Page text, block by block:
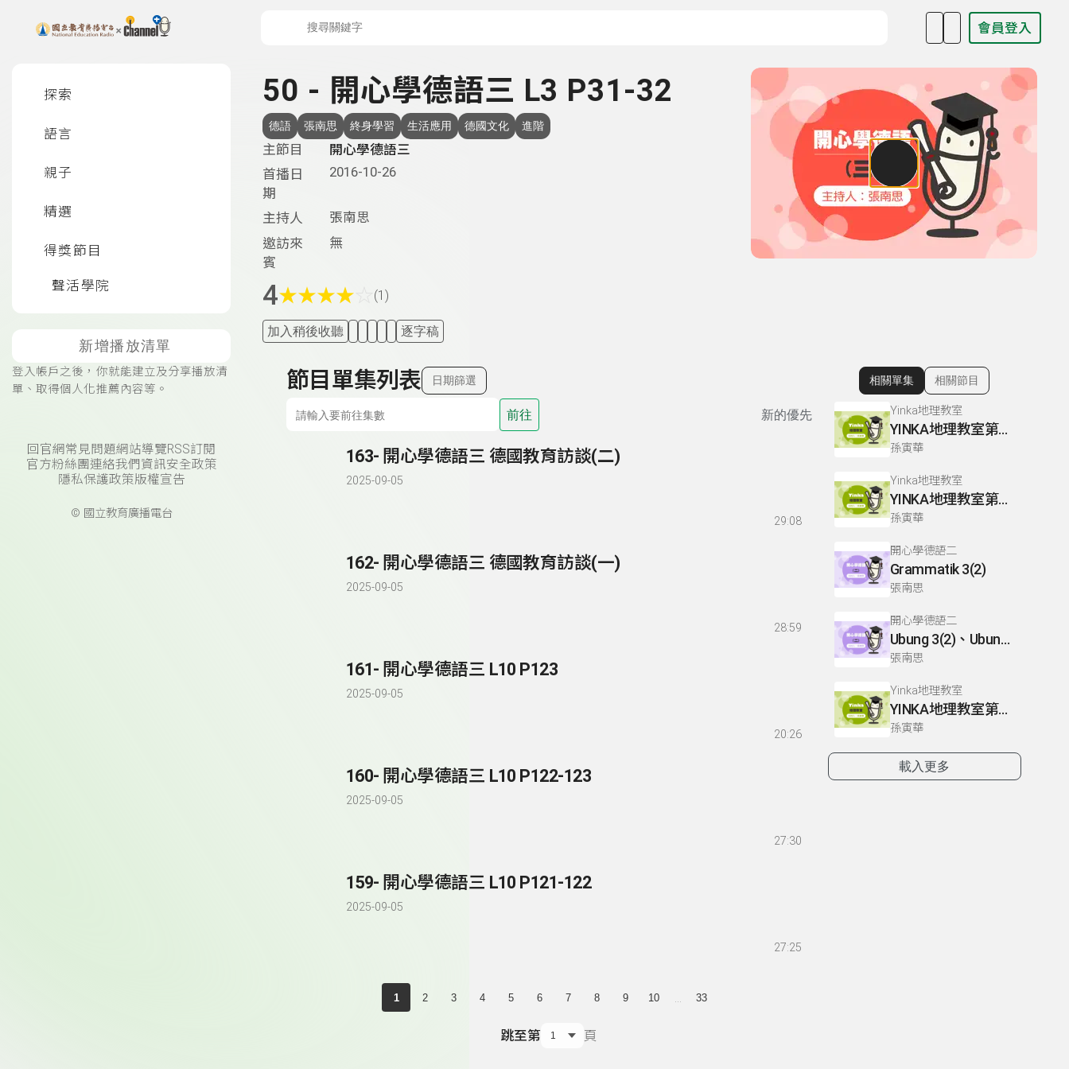
上方功能區塊 會員登入
探索
語言
親子
精選
得獎節目
聲活學院
新增播放清單
登入帳戶之後，你就能建立及分享播放清
單、取得個人化推薦內容等。
回官網常見問題網站導覽RSS訂閱
官方粉絲團連絡我們 資訊安全政策
隱私保護政策版權宣告
© 國立教育廣播電台
50 - 開心學德語三 L3 P31-32
德語 張南思 終身學習 生活應用 德國文化 進階
主節目
開心學德語三
首播日
期
2016-10-26
主持人
張南思
邀訪來
賓
無
4★★★★ (1)
加入稍後收聽 逐字稿
節目單集列表 日期篩選
前往 新的優先
163- 開心學德語三 德國教育訪談(二)
2025-09-05
29:08
162- 開心學德語三 德國教育訪談(一)
2025-09-05
28:59
161- 開心學德語三 L10 P123
2025-09-05
20:26
160- 開心學德語三 L10 P122-123
2025-09-05
27:30
159- 開心學德語三 L10 P121-122
2025-09-05
27:25
1 2 3 4 5 6 7 8 9 10 33
跳至第 頁
顯示相關單集
相關單集 相關節目
Yinka地理教室
YINKA地理教室第一冊 P67-68
孫寅華
Yinka地理教室
YINKA地理教室第一冊 P124-126
孫寅華
開心學德語二
Grammatik 3(2)
張南思
開心學德語二
Ubung 3(2)、Ubung 4、Dialog 1(1) :Glossar
張南思
Yinka地理教室
YINKA地理教室第三冊 P43-44
孫寅華
載入更多